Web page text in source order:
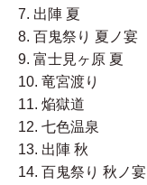
7. 出陣 夏
8. 百鬼祭り 夏ノ宴
9. 富士見ヶ原 夏
10. 竜宮渡り
11. 焔獄道
12. 七色温泉
13. 出陣 秋
14. 百鬼祭り 秋ノ宴